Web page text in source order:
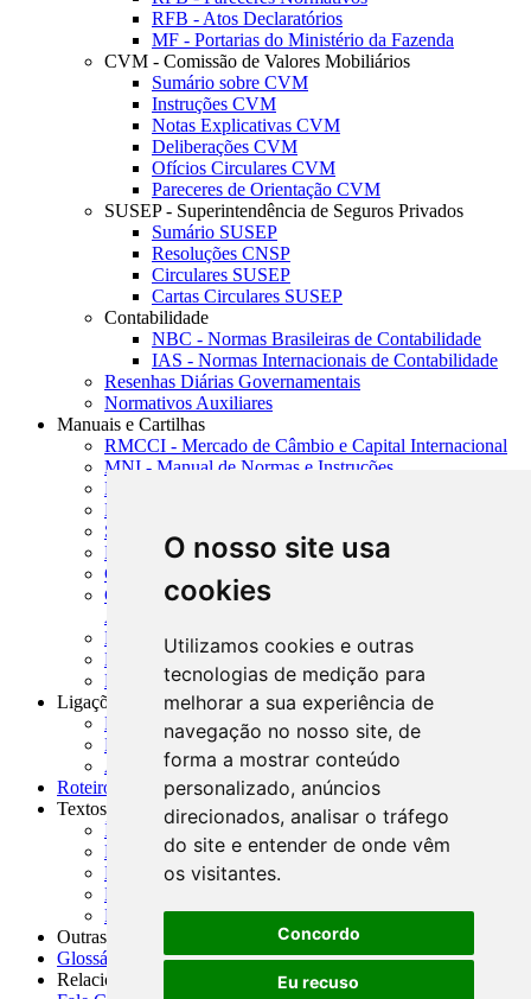
O nosso site usa
cookies
Utilizamos cookies e outras
tecnologias de medição para
melhorar a sua experiência de
navegação no nosso site, de
forma a mostrar conteúdo
personalizado, anúncios
direcionados, analisar o tráfego
do site e entender de onde vêm
os visitantes.
Concordo
Eu recuso
RFB - Atos Declaratórios
MF - Portarias do Ministério da Fazenda
CVM - Comissão de Valores Mobiliários
Sumário sobre CVM
Instruções CVM
Notas Explicativas CVM
Deliberações CVM
Ofícios Circulares CVM
Pareceres de Orientação CVM
SUSEP - Superintendência de Seguros Privados
Sumário SUSEP
Resoluções CNSP
Circulares SUSEP
Cartas Circulares SUSEP
Contabilidade
NBC - Normas Brasileiras de Contabilidade
IAS - Normas Internacionais de Contabilidade
Resenhas Diárias Governamentais
Normativos Auxiliares
Manuais e Cartilhas
RMCCI - Mercado de Câmbio e Capital Internacional
MNI - Manual de Normas e Instruções
MTVM - Manual de Títulos e Valores Mobiliários
MCR - Manual de Crédito Rural
SISORF - Manual de Organização do SFN
MASUP - Manual de Supervisão Bancária
CADOC - Catálogo de Documentos
CNAE-CONCLA - Classificação Nacional de
Atividades Econômicas
PMF - Cartilhas do BCB
Manuais Auxiliares do BCB e Cosif-e
Resenhas Diárias Governamentais
Ligações Externas
Links Úteis
Presidência da República
Agências Nacionais Reguladoras
Roteiros para Estudos
Textos
Índice de Textos
Editorial
Monografias
Na Imprensa
Fórum de Discussão
Outras ferramentas
Glossário
Relacionamento